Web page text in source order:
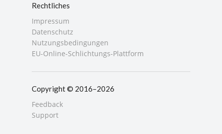
Rechtliches
Impressum
Datenschutz
Nutzungsbedingungen
EU-Online-Schlichtungs-Plattform
Copyright © 2016–2026
Feedback
Support